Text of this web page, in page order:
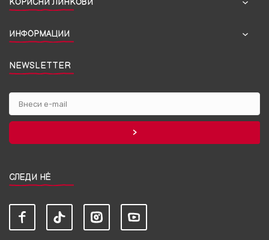
КОРИСНИ ЛИНКОВИ
ИНФОРМАЦИИ
NEWSLETTER
СЛЕДИ НЀ